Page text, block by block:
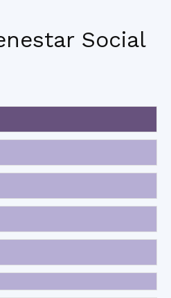
Comarcal
Social